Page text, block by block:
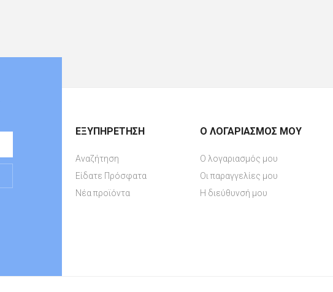
ΕΞΥΠΗΡΈΤΗΣΗ
Αναζήτηση
Είδατε Πρόσφατα
Νέα προϊόντα
Ο ΛΟΓΑΡΙΑΣΜΌΣ ΜΟΥ
Ο λογαριασμός μου
Οι παραγγελίες μου
Η διεύθυνσή μου